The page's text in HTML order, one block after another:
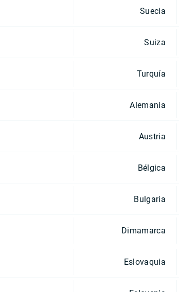
Suecia
Suiza
Turquía
Alemania
Austria
Bélgica
Bulgaria
Dimamarca
Eslovaquia